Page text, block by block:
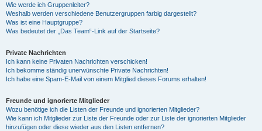
Wie werde ich Gruppenleiter?
Weshalb werden verschiedene Benutzergruppen farbig dargestellt?
Was ist eine Hauptgruppe?
Was bedeutet der „Das Team“-Link auf der Startseite?
Private Nachrichten
Ich kann keine Privaten Nachrichten verschicken!
Ich bekomme ständig unerwünschte Private Nachrichten!
Ich habe eine Spam-E-Mail von einem Mitglied dieses Forums erhalten!
Freunde und ignorierte Mitglieder
Wozu benötige ich die Listen der Freunde und ignorierten Mitglieder?
Wie kann ich Mitglieder zur Liste der Freunde oder zur Liste der ignorierten Mitglieder
hinzufügen oder diese wieder aus den Listen entfernen?